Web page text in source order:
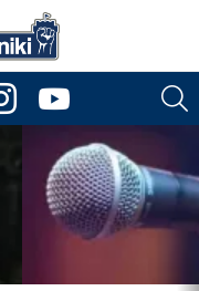
instagramyoutube